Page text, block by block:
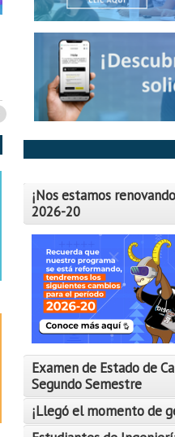
¡Nos estamos
2026-20
Examen de Estado de
Segundo Semestre
¡Llegó el momento de